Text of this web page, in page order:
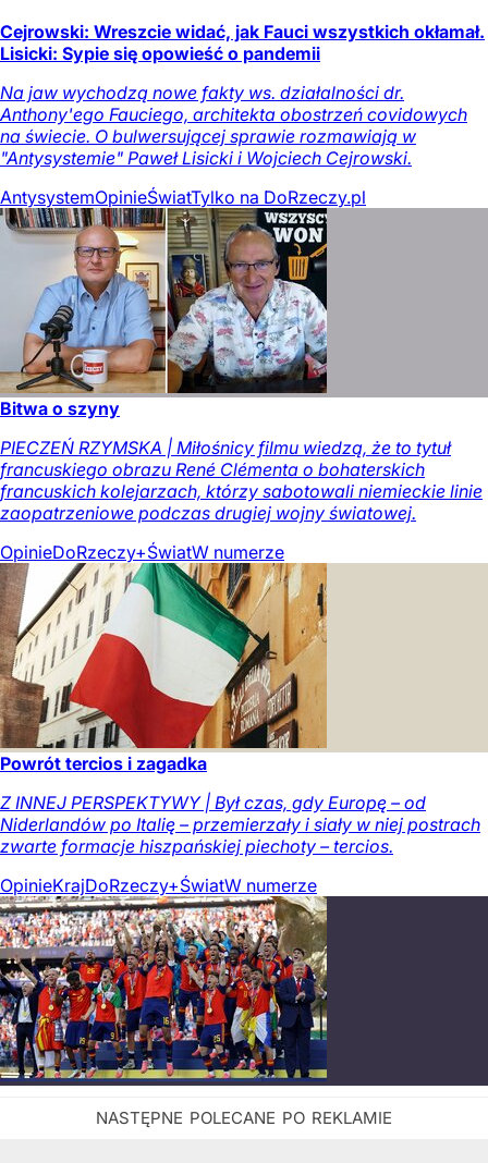
Cejrowski: Wreszcie widać, jak Fauci wszystkich okłamał.
Lisicki: Sypie się opowieść o pandemii
Na jaw wychodzą nowe fakty ws. działalności dr.
Anthony'ego Fauciego, architekta obostrzeń covidowych
na świecie. O bulwersującej sprawie rozmawiają w
"Antysystemie" Paweł Lisicki i Wojciech Cejrowski.
AntysystemOpinieŚwiatTylko na DoRzeczy.pl
Bitwa o szyny
PIECZEŃ RZYMSKA | Miłośnicy filmu wiedzą, że to tytuł
francuskiego obrazu René Clémenta o bohaterskich
francuskich kolejarzach, którzy sabotowali niemieckie linie
zaopatrzeniowe podczas drugiej wojny światowej.
OpinieDoRzeczy+ŚwiatW numerze
Powrót tercios i zagadka
Z INNEJ PERSPEKTYWY | Był czas, gdy Europę – od
Niderlandów po Italię – przemierzały i siały w niej postrach
zwarte formacje hiszpańskiej piechoty – tercios.
OpinieKrajDoRzeczy+ŚwiatW numerze